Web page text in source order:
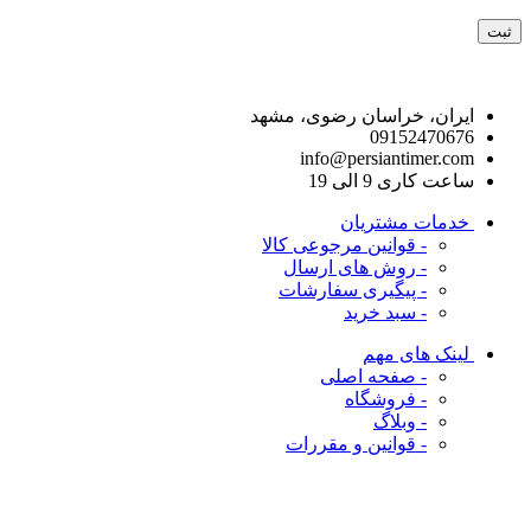
ایران، خراسان رضوی، مشهد
09152470676
info@persiantimer.com
ساعت کاری 9 الی 19
خدمات مشتریان
- قوانین مرجوعی کالا
- روش های ارسال
- پیگیری سفارشات
- سبد خرید
لینک های مهم
- صفحه اصلی
- فروشگاه
- وبلاگ
- قوانین و مقررات